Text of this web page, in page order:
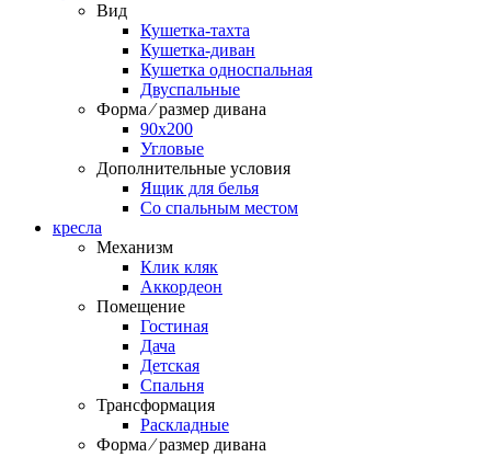
Вид
Кушетка-тахта
Кушетка-диван
Кушетка односпальная
Двуспальные
Форма ⁄ размер дивана
90х200
Угловые
Дополнительные условия
Ящик для белья
Со спальным местом
кресла
Механизм
Клик кляк
Аккордеон
Помещение
Гостиная
Дача
Детская
Спальня
Трансформация
Раскладные
Форма ⁄ размер дивана